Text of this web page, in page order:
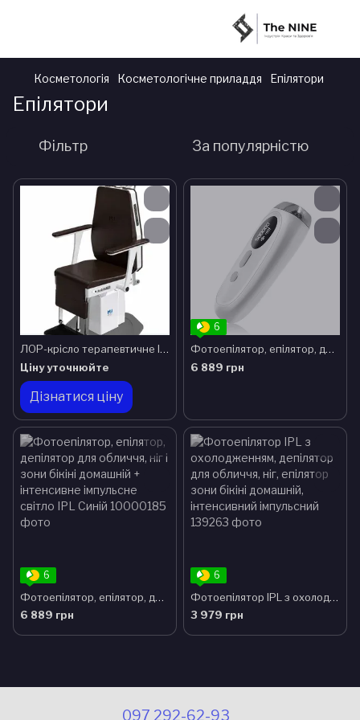
Косметологія Косметологічне приладдя Епілятори
Епілятори
Фільтр За популярністю
ЛОР-крісло терапевтичне IC-3000
Ціну уточнюйте
Дізнатися ціну
6
Фотоепілятор, епілятор, депілятор для обличчя, ніг і зони бікіні домашній + інтенсивне імпульсне світло IPL
6 889 грн
6
Фотоепілятор, епілятор, депілятор для обличчя, ніг і зони бікіні домашній + інтенсивне імпульсне світло IPL Синій
6 889 грн
6
Фотоепілятор IPL з охолодженням, депілятор для обличчя, ніг, епілятор зони бікіні домашній, інтенсивний імпульсний
3 979 грн
097 292-62-93